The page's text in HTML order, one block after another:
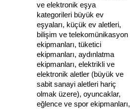
ve elektronik eşya
kategorileri büyük ev
eşyaları, küçük ev aletleri,
bilişim ve telekomünikasyon
ekipmanları, tüketici
ekipmanları, aydınlatma
ekipmanları, elektrikli ve
elektronik aletler (büyük ve
sabit sanayi aletleri hariç
olmak üzere), oyuncaklar,
eğlence ve spor ekipmanları,